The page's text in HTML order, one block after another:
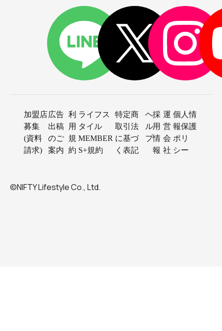
加盟店
募集
(資料
請求)
広告
出稿
のご
案内
利
用
規
約
ライフス
タイル
MEMBER
S+規約
特定商
取引法
に基づ
く表記
ヘ
ル
プ
採
用
情
報
運
営
会
社
個人情
報保護
ポリ
シー
©NIFTY Lifestyle Co., Ltd.